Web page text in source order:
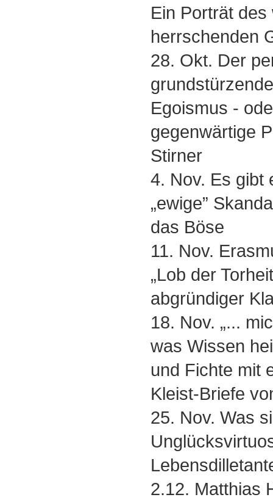
Ein Porträt des
herrschenden
28. Okt. Der
Egoismus -
gegenwärtige
Stirner
4. Nov. Es gibt
„ewige”
das Böse
11. Nov.
„Lob der
abgründiger
18. Nov. „...
was Wissen
und Fichte mit
Kleist-Briefe
25. Nov. Was
2.12. Matthias